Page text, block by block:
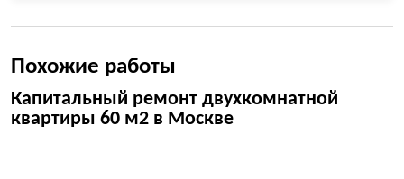
Похожие работы
Капитальный ремонт двухкомнатной
квартиры 60 м2 в Москве